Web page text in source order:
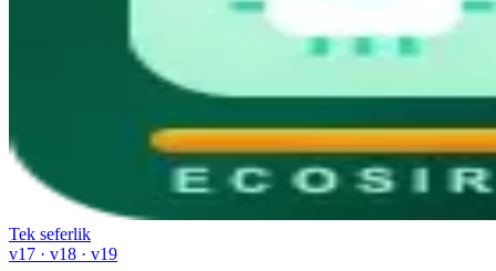
Tek seferlik
v17 · v18 · v19